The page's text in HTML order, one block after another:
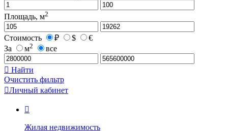
Площадь, м2
Стоимость ₽ $
€
За
м2 все
 Найти
Очистить фильтр
Личный кабинет

Жилая недвижимость